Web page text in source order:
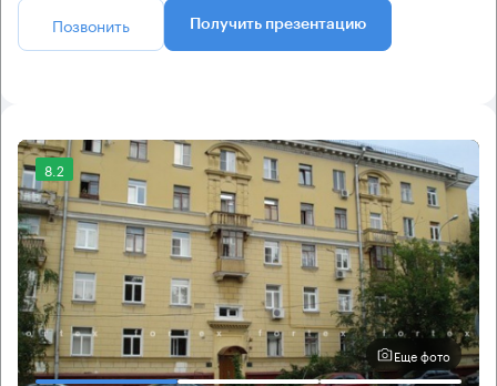
Позвонить Получить презентацию
8.2
Еще фото